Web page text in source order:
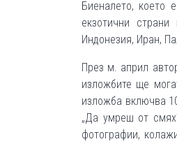
Биеналето, което
екзотични
Индонезия, Иран,
През м. април
изложбите ще
изложба включва
„Да умреш от
фотографии,